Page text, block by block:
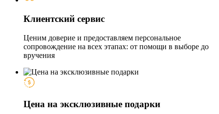
Клиентский сервис
Ценим доверие и предоставляем персональное
сопровождение на всех этапах: от помощи в выборе до
вручения
Цена на эксклюзивные подарки